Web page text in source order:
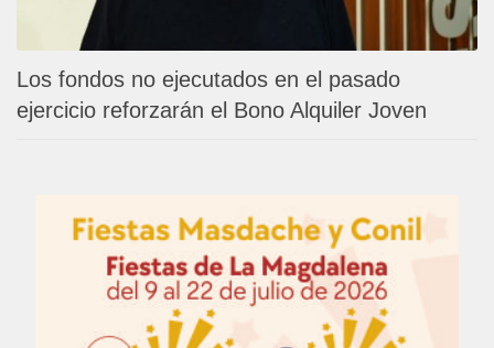
Los fondos no ejecutados en el pasado
ejercicio reforzarán el Bono Alquiler Joven